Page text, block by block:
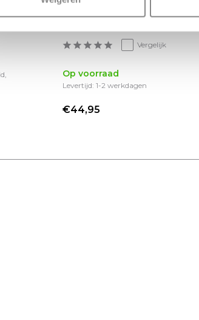
Wandlamp Gyro B 13 cm
Vergelijk
Op voorraad
Levertijd: 1-2 werkdagen
€44,95